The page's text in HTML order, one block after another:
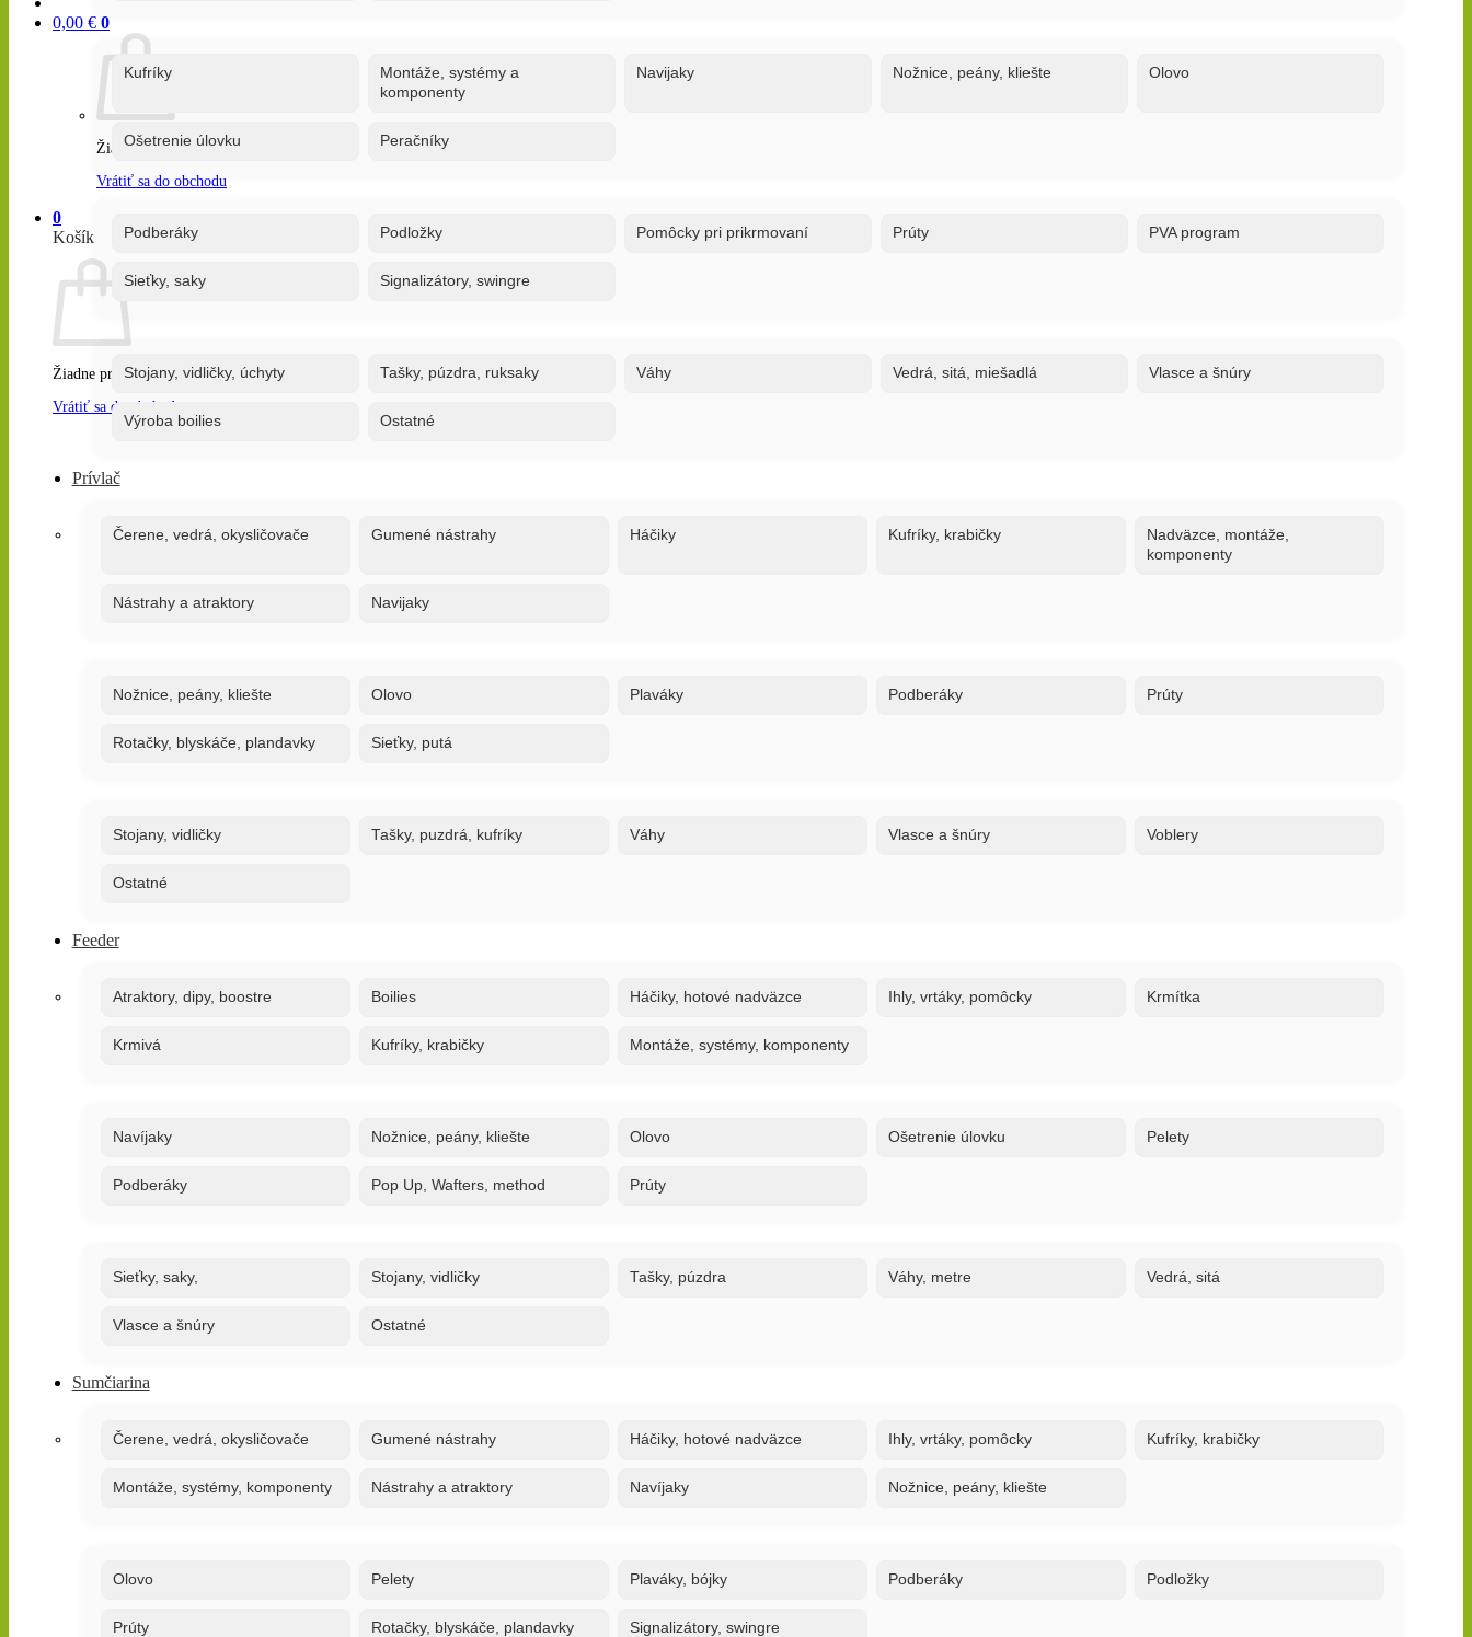
0,00 € 0
Žiadne produkty v košíku.
Vrátiť sa do obchodu
0
Košík
Žiadne produkty v košíku.
Vrátiť sa do obchodu
Kufríky
Montáže, systémy a
komponenty
Navijaky Nožnice, peány, kliešte Olovo
Ošetrenie úlovku Peračníky
Podberáky Podložky Pomôcky pri prikrmovaní Prúty PVA program
Sieťky, saky Signalizátory, swingre
Stojany, vidličky, úchyty Tašky, púzdra, ruksaky Váhy Vedrá, sitá, miešadlá Vlasce a šnúry
Výroba boilies Ostatné
Prívlač
Čerene, vedrá, okysličovače Gumené nástrahy Háčiky Kufríky, krabičky
Nadväzce, montáže,
komponenty
Nástrahy a atraktory Navijaky
Nožnice, peány, kliešte Olovo Plaváky Podberáky Prúty
Rotačky, blyskáče, plandavky Sieťky, putá
Stojany, vidličky Tašky, puzdrá, kufríky Váhy Vlasce a šnúry Voblery
Ostatné
Feeder
Atraktory, dipy, boostre Boilies Háčiky, hotové nadväzce Ihly, vrtáky, pomôcky Krmítka
Krmivá Kufríky, krabičky Montáže, systémy, komponenty
Navíjaky Nožnice, peány, kliešte Olovo Ošetrenie úlovku Pelety
Podberáky Pop Up, Wafters, method Prúty
Sieťky, saky, Stojany, vidličky Tašky, púzdra Váhy, metre Vedrá, sitá
Vlasce a šnúry Ostatné
Sumčiarina
Čerene, vedrá, okysličovače Gumené nástrahy Háčiky, hotové nadväzce Ihly, vrtáky, pomôcky Kufríky, krabičky
Montáže, systémy, komponenty Nástrahy a atraktory Navíjaky Nožnice, peány, kliešte
Olovo Pelety Plaváky, bójky Podberáky Podložky
Prúty Rotačky, blyskáče, plandavky Signalizátory, swingre